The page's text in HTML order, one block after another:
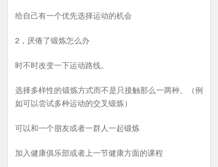
给自己有一个优先选择运动的机会
2，厌倦了锻炼怎么办
时不时改变一下运动路线。
选择多样性的锻炼方式而不是只接触那么一两种。（例
如可以尝试多种运动的交叉锻炼）
可以和一个朋友或者一群人一起锻炼
加入健康俱乐部或者上一节健康方面的课程